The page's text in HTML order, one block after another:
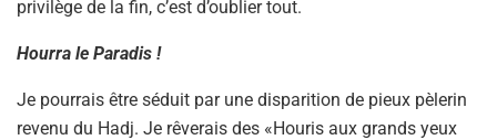
privilège de la fin, c’est d’oublier tout.
Hourra le Paradis !
Je pourrais être séduit par une disparition de pieux pèlerin
revenu du Hadj. Je rêverais des «Houris aux grands yeux